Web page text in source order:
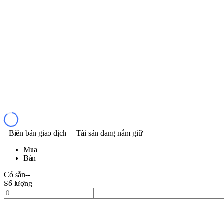
Biên bản giao dịch
Tài sản đang nắm giữ
Mua
Bán
Có sẵn--
Số lượng